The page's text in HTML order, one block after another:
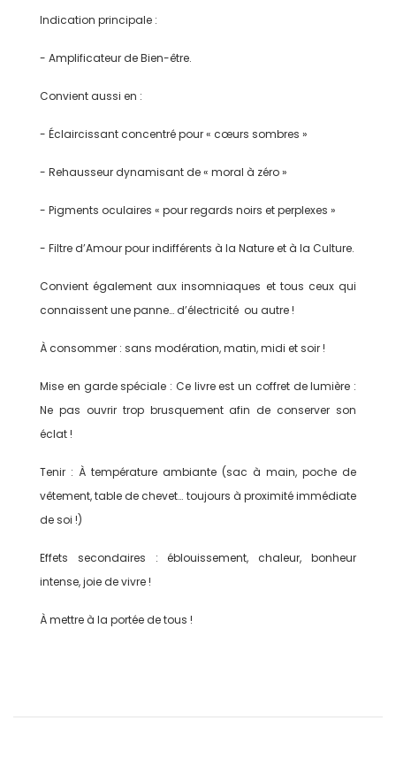
Indication principale :
- Amplificateur de Bien-être.
Convient aussi en :
- Éclaircissant concentré pour « cœurs sombres »
- Rehausseur dynamisant de « moral à zéro »
- Pigments oculaires « pour regards noirs et perplexes »
- Filtre d’Amour pour indifférents à la Nature et à la Culture.
Convient également aux insomniaques et tous ceux qui
connaissent une panne… d’électricité ou autre !
À consommer : sans modération, matin, midi et soir !
Mise en garde spéciale : Ce livre est un coffret de lumière :
Ne pas ouvrir trop brusquement afin de conserver son
éclat !
Tenir : À température ambiante (sac à main, poche de
vêtement, table de chevet… toujours à proximité immédiate
de soi !)
Effets secondaires : éblouissement, chaleur, bonheur
intense, joie de vivre !
À mettre à la portée de tous !